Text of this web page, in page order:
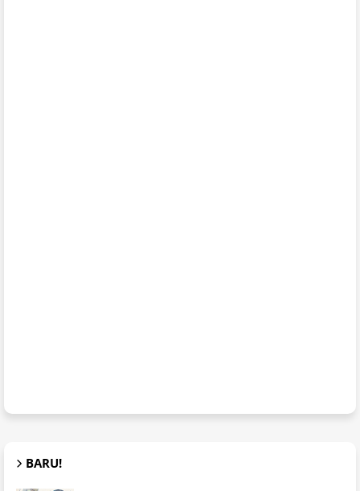
BARU!